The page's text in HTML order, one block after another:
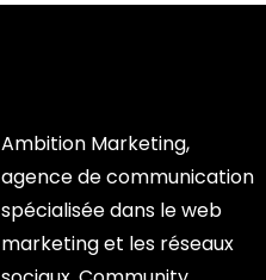
Ambition Marketing,
agence de communication
spécialisée dans le web
marketing et les réseaux